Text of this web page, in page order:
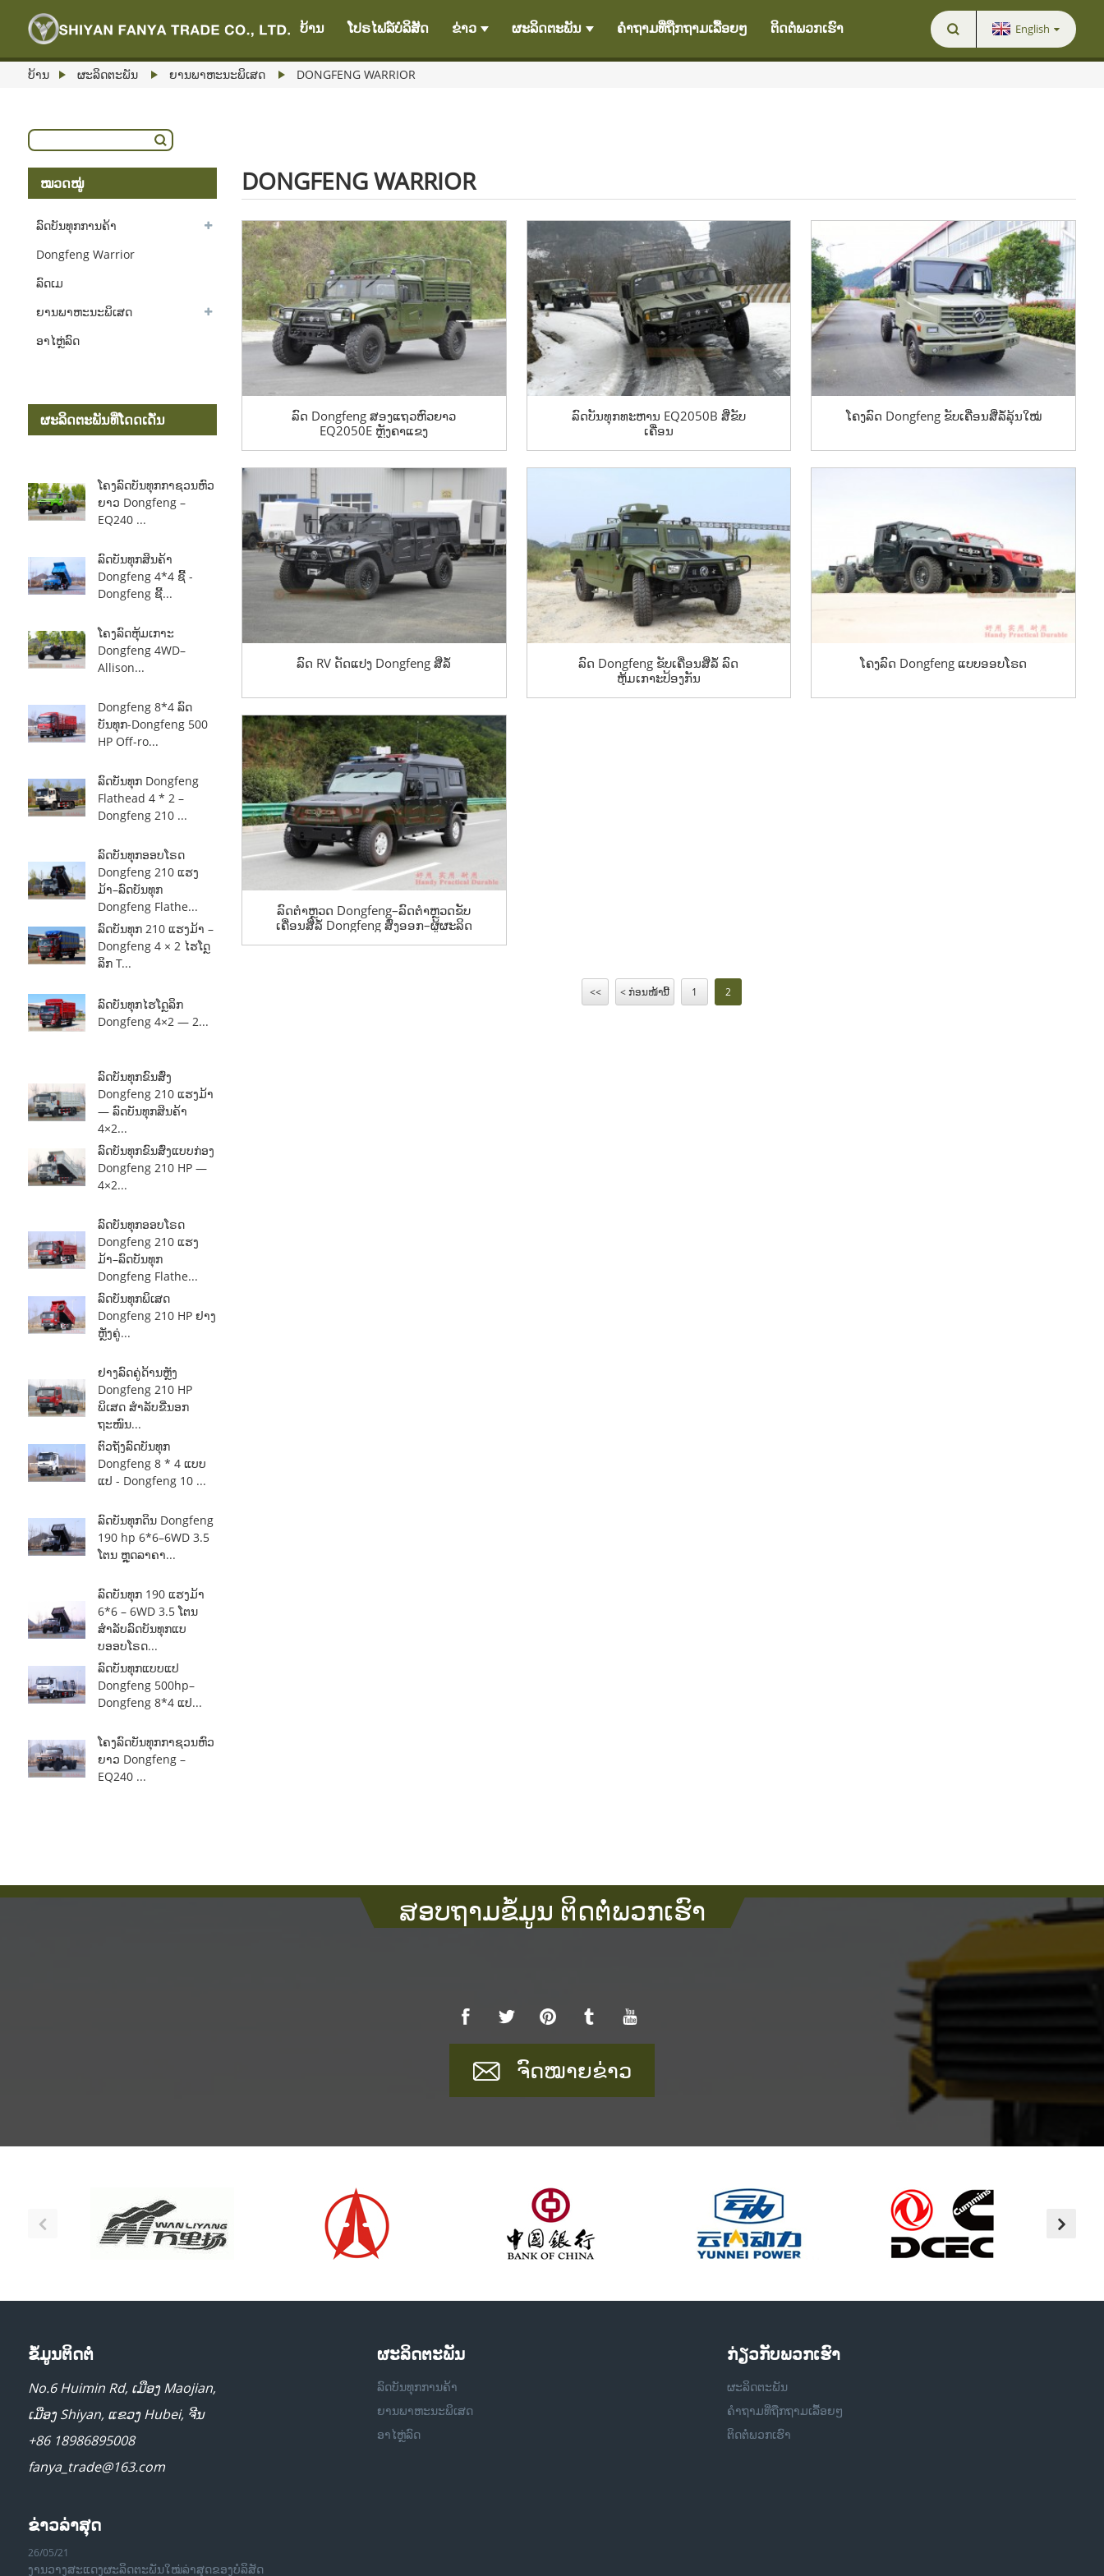
ບ້ານ ໂປຣໄຟລ໌ບໍລິສັດ ຂ່າວ ຜະລິດຕະພັນ ຄຳຖາມທີ່ຖືກຖາມເລື້ອຍໆ ຕິດຕໍ່ພວກເຮົາ English
ບ້ານ ຜະລິດຕະພັນ ຍານພາຫະນະພິເສດ DONGFENG WARRIOR
ໝວດໝູ່
ລົດບັນທຸກການຄ້າ
Dongfeng Warrior
ລົດເມ
ຍານພາຫະນະພິເສດ
ອາໄຫຼ່ລົດ
ຜະລິດຕະພັນທີ່ໂດດເດັ່ນ
ໂຄງລົດບັນທຸກກາຊວນຫົວ
ຍາວ Dongfeng –
EQ240 ...
ລົດບັນທຸກສິນຄ້າ
Dongfeng 4*4 ຊີ້ -
Dongfeng ຊີ້...
ໂຄງລົດຫຸ້ມເກາະ
Dongfeng 4WD–
Allison...
Dongfeng 8*4 ລົດ
ບັນທຸກ-Dongfeng 500
HP Off-ro...
ລົດບັນທຸກ Dongfeng
Flathead 4 * 2 –
Dongfeng 210 ...
ລົດບັນທຸກອອບໂຣດ
Dongfeng 210 ແຮງ
ມ້າ–ລົດບັນທຸກ
Dongfeng Flathe...
ລົດບັນທຸກ 210 ແຮງມ້າ –
Dongfeng 4 × 2 ໄຮໂດຼ
ລິກ T...
ລົດບັນທຸກໄຮໂດຼລິກ
Dongfeng 4×2 — 2...
ລົດບັນທຸກຂົນສົ່ງ
Dongfeng 210 ແຮງມ້າ
— ລົດບັນທຸກສິນຄ້າ
4×2...
ລົດບັນທຸກຂົນສົ່ງແບບກ່ອງ
Dongfeng 210 HP —
4×2...
ລົດບັນທຸກອອບໂຣດ
Dongfeng 210 ແຮງ
ມ້າ–ລົດບັນທຸກ
Dongfeng Flathe...
ລົດບັນທຸກພິເສດ
Dongfeng 210 HP ຢາງ
ຫຼັງຄູ່...
ຢາງລົດຄູ່ດ້ານຫຼັງ
Dongfeng 210 HP
ພິເສດ ສຳລັບຂີ່ນອກ
ຖະໜົນ...
ຕົວຖັງລົດບັນທຸກ
Dongfeng 8 * 4 ແບບ
ແປ - Dongfeng 10 ...
ລົດບັນທຸກດິນ Dongfeng
190 hp 6*6–6WD 3.5
ໂຕນ ຫຼຸດລາຄາ...
ລົດບັນທຸກ 190 ແຮງມ້າ
6*6 – 6WD 3.5 ໂຕນ
ສຳລັບລົດບັນທຸກແບ
ບອອບໂຣດ...
ລົດບັນທຸກແບບແປ
Dongfeng 500hp–
Dongfeng 8*4 ແປ...
ໂຄງລົດບັນທຸກກາຊວນຫົວ
ຍາວ Dongfeng –
EQ240 ...
DONGFENG WARRIOR
ລົດ Dongfeng ສອງແຖວຫົວຍາວ
EQ2050E ຫຼັງຄາແຂງ
ລົດບັນທຸກທະຫານ EQ2050B ສີ່ຂັບ
ເຄື່ອນ
ໂຄງລົດ Dongfeng ຂັບເຄື່ອນສີ່ລໍ້ລຸ້ນໃໝ່
ລົດ RV ດັດແປງ Dongfeng ສີ່ລໍ້
ລົດ Dongfeng ຂັບເຄື່ອນສີ່ລໍ້ ລົດ
ຫຸ້ມເກາະປ້ອງກັນ
ໂຄງລົດ Dongfeng ແບບອອບໂຣດ
ລົດຕຳຫຼວດ Dongfeng–ລົດຕຳຫຼວດຂັບ
ເຄື່ອນສີ່ລໍ້ Dongfeng ສົ່ງອອກ–ຜູ້ຜະລິດ
<< < ກ່ອນໜ້ານີ້ 1 2
ສອບຖາມຂໍ້ມູນ ຕິດຕໍ່ພວກເຮົາ
ຈົດໝາຍຂ່າວ
ຂໍ້ມູນຕິດຕໍ່
No.6 Huimin Rd, ເມືອງ Maojian,
ເມືອງ Shiyan, ແຂວງ Hubei, ຈີນ
+86 18986895008
fanya_trade@163.com
ຜະລິດຕະພັນ
ລົດບັນທຸກການຄ້າ
ຍານພາຫະນະພິເສດ
ອາໄຫຼ່ລົດ
ກ່ຽວກັບພວກເຮົາ
ຜະລິດຕະພັນ
ຄຳຖາມທີ່ຖືກຖາມເລື້ອຍໆ
ຕິດຕໍ່ພວກເຮົາ
ຂ່າວລ່າສຸດ
26/05/21
ງານວາງສະແດງຜະລິດຕະພັນໃໝ່ລ່າສຸດຂອງບໍລິສັດ